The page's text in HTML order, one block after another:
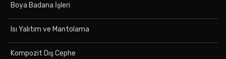
Boya Badana İşleri
Isı Yalıtım ve Mantolama
Kompozit Dış Cephe